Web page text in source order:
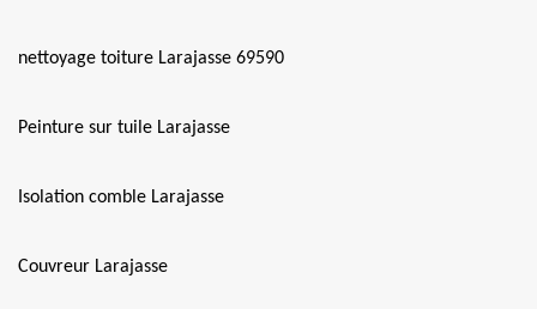
nettoyage toiture Larajasse 69590
Peinture sur tuile Larajasse
Isolation comble Larajasse
Couvreur Larajasse